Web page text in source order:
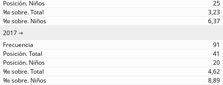
25
3,23
6,37
2017
91
41
20
4,62
8,89